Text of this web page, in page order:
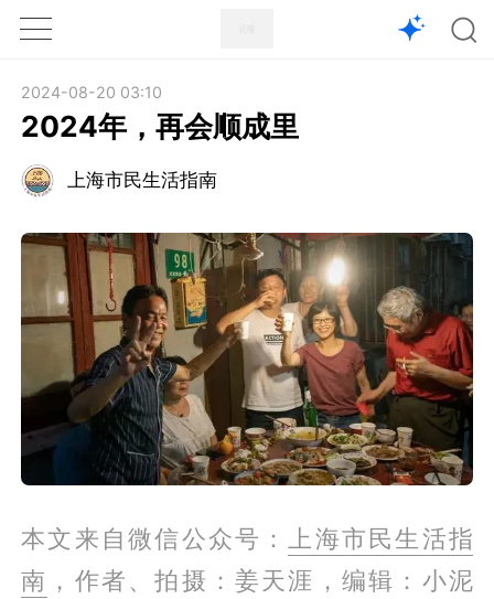
1X
2024-08-20 03:10
2024年，再会顺成里
上海市民生活指南
本文来自微信公众号：
上海市民生活指
南 ，作者、拍摄：姜天涯，编辑：小泥